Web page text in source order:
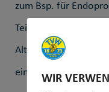
zum Bsp. für
Teilnahme an der
Altersklassen ab 6
einem Sportverein
WIR